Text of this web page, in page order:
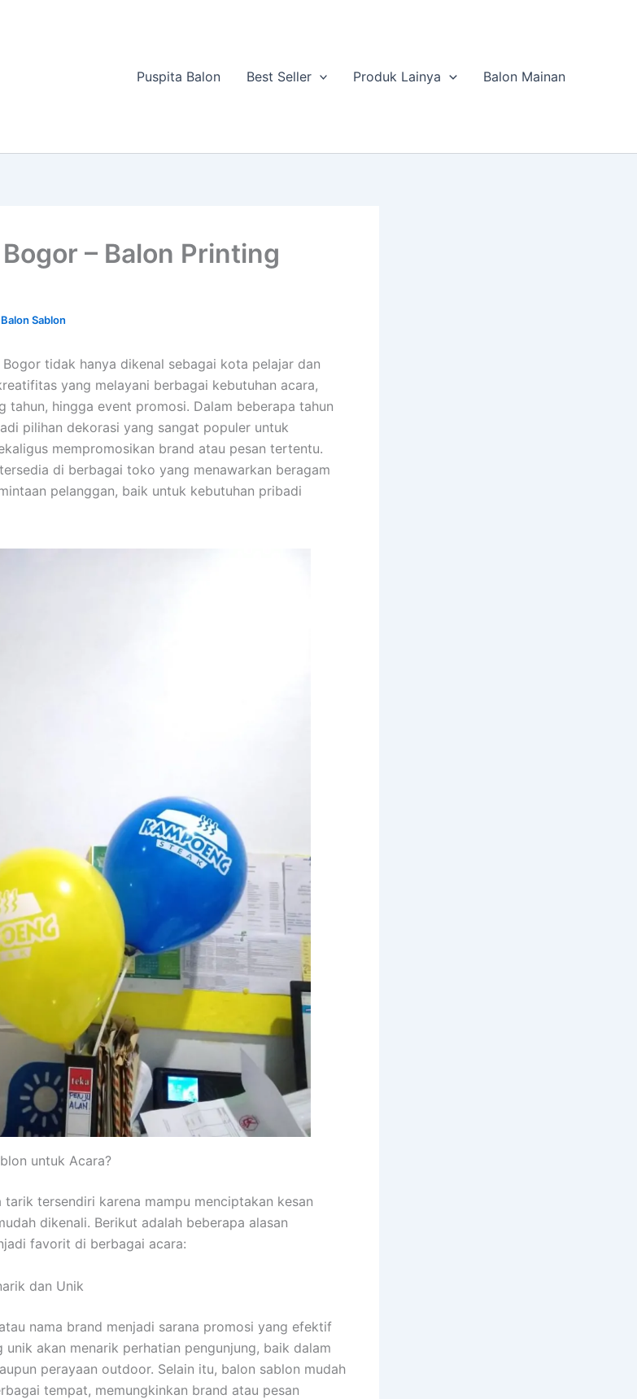
Puspita Balon Best Seller Produk Lainya Balon Mainan
– Balon Printing
Sablon
Bogor tidak hanya dikenal sebagai kota pelajar dan
yang melayani berbagai kebutuhan acara,
tahun, hingga event promosi. Dalam beberapa tahun
pilihan dekorasi yang sangat populer untuk
mempromosikan brand atau pesan tertentu.
di berbagai toko yang menawarkan beragam
pelanggan, baik untuk kebutuhan pribadi
untuk Acara?
tersendiri karena mampu menciptakan kesan
dikenali. Berikut adalah beberapa alasan
favorit di berbagai acara:
dan Unik
nama brand menjadi sarana promosi yang efektif
unik akan menarik perhatian pengunjung, baik dalam
perayaan outdoor. Selain itu, balon sablon mudah
tempat, memungkinkan brand atau pesan